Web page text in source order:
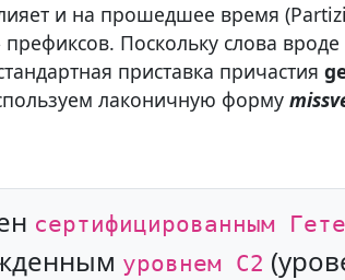
и на прошедшее время
Поскольку слова вроде
приставка причастия
лаконичную форму
сертифицированным Гете
уровнем С2